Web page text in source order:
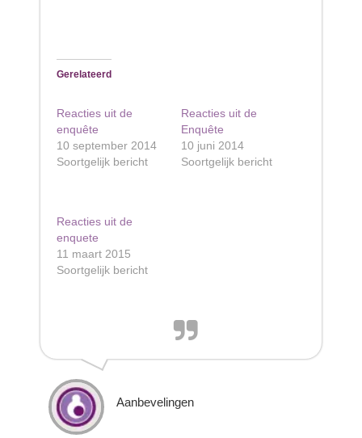
Gerelateerd
Reacties uit de
enquête
10 september 2014
Soortgelijk bericht
Reacties uit de
Enquête
10 juni 2014
Soortgelijk bericht
Reacties uit de
enquete
11 maart 2015
Soortgelijk bericht
Aanbevelingen